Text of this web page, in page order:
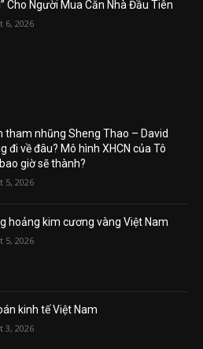
Cho Người Mua Căn Nhà Đầu Tiên
6, 2026
tham nhũng Sheng Thao – David
đi về đâu? Mô hình XHCN của Tô
giờ sẽ thành?
5, 2026
hoảng kim cương vàng Việt Nam
5, 2026
kinh tế Việt Nam
3, 2026